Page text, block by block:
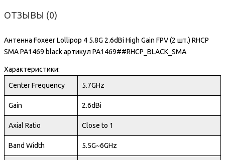
ОТЗЫВЫ (0)
Антенна Foxeer Lollipop 4 5.8G 2.6dBi High Gain FPV (2 шт.) RHCP
SMA PA1469 black артикул PA1469##RHCP_BLACK_SMA
Характеристики:
Center Frequency
5.7GHz
Gain 2.6dBi
Axial Ratio Close to 1
Band Width 5.5G~6GHz